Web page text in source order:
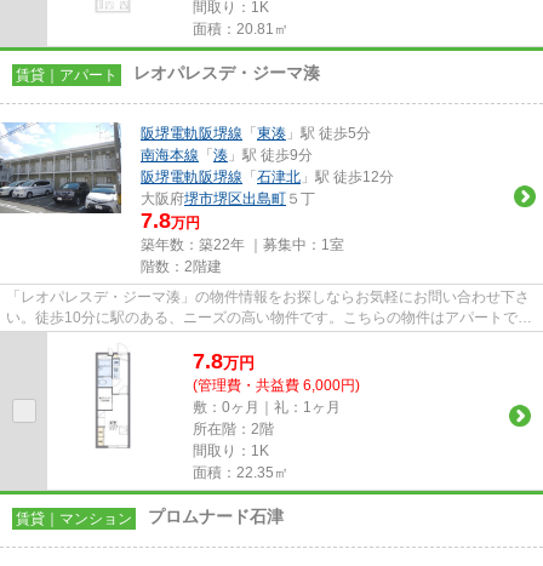
間取り：1K
面積：20.81㎡
賃貸｜アパート レオパレスデ・ジーマ湊
阪堺電軌阪堺線 「 東湊 」駅 徒歩5分
南海本線 「 湊 」駅 徒歩9分
阪堺電軌阪堺線 「 石津北 」駅 徒歩12分
大阪府堺市堺区出島町 ５丁
7.8万円
築年数：築22年 ｜募集中： 1室
階数：2階建
「レオパレスデ・ジーマ湊」の物件情報をお探しならお気軽にお問い合わせ下さ
い。徒歩10分に駅のある、ニーズの高い物件です。こちらの物件はアパートで
7.8万円
(管理費・共益費 6,000円)
敷：0ヶ月｜礼：1ヶ月
所在階：2階
間取り：1K
面積：22.35㎡
賃貸｜マンション プロムナード石津